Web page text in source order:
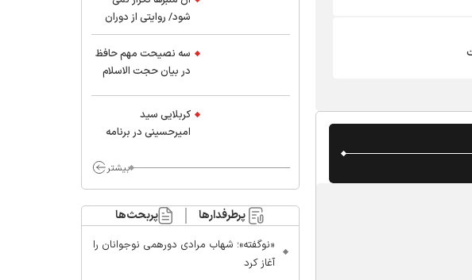
شود/ روایتی از دوران
کودکی و نوجوانی این
واعظ بزرگ و نویسنده و
پژوهشگر جهان اسلام
سه نصیحت مهم حافظ
در بیان حجت الاسلام
کربلایی سید
امیر‌حسینی در برنامه
محسن چاوشی چه
مراقب ماست/ مردم
دهن تفرقه افکنان بزنند
بیشتر
پرطرفدارها پربحث‌ها
«نوگفته»؛ شهاب مرادی دورهمی نوجوانان را
آغاز کرد